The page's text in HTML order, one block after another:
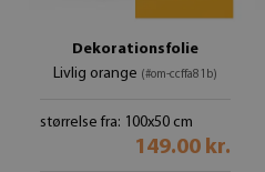
Dekorationsfolie
Livlig orange (#om-ccffa81b)
størrelse fra: 100x50 cm
149.00 kr.